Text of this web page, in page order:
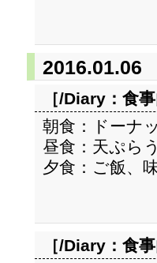
2016.01.06
［/Diary： 食
朝食：ドーナ
昼食：天ぷら
夕食：ご飯、
［/Diary： 食